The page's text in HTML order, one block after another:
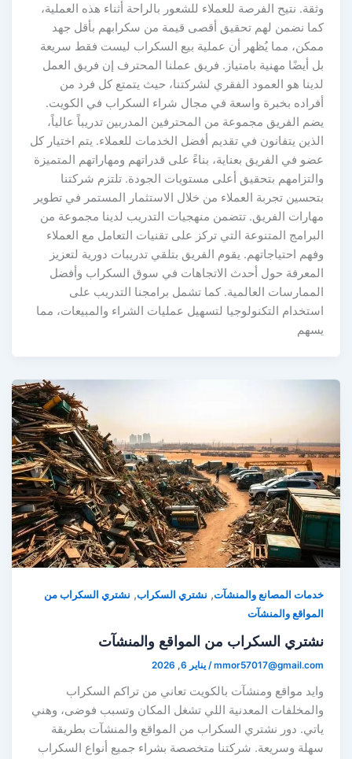
وثقة. نتيح الفرصة للعملاء للشعور بالراحة أثناء هذه العملية،
كما نضمن لهم تحقيق أقصى قيمة من سكرابهم بأقل جهد
ممكن، مما يُظهر أن عملية بيع السكراب ليست فقط سريعة
بل أيضًا مهنية بامتياز. فريق عملنا المحترف إن فريق العمل
لدينا هو العمود الفقري لشركتنا، حيث يتمتع كل فرد من
أفراده بخبرة واسعة في مجال شراء السكراب في الكويت.
يضم الفريق مجموعة من المحترفين المدربين تدريباً عالياً،
الذين يتفانون في تقديم أفضل الخدمات للعملاء. يتم اختيار كل
عضو في الفريق بعناية، بناءً على قدراتهم ومهاراتهم المتميزة
والتزامهم بتحقيق أعلى مستويات الجودة. تلتزم شركتنا
بتحسين تجربة العملاء من خلال الاستثمار المستمر في تطوير
مهارات الفريق. تتضمن منهجيات التدريب لدينا مجموعة من
البرامج المتنوعة التي تركز على تقنيات التعامل مع العملاء
وفهم احتياجاتهم. يقوم الفريق بتلقي تدريبات دورية لتعزيز
المعرفة حول أحدث الاتجاهات في سوق السكراب وأفضل
الممارسات العالمية. كما تشمل برامجنا التدريب على
استخدام التكنولوجيا لتسهيل عمليات الشراء والمبيعات، مما
يسهم
خدمات المصانع والمنشآت, نشتري السكراب, نشتري السكراب من
المواقع والمنشآت
نشتري السكراب من المواقع والمنشآت
mmor57017@gmail.com
/يناير 6, 2026
وايد مواقع ومنشآت بالكويت تعاني من تراكم السكراب
والمخلفات المعدنية اللي تشغل المكان وتسبب فوضى، وهني
ياتي. دور نشتري السكراب من المواقع والمنشآت بطريقة
سهلة وسريعة. شركتنا متخصصة بشراء جميع أنواع السكراب